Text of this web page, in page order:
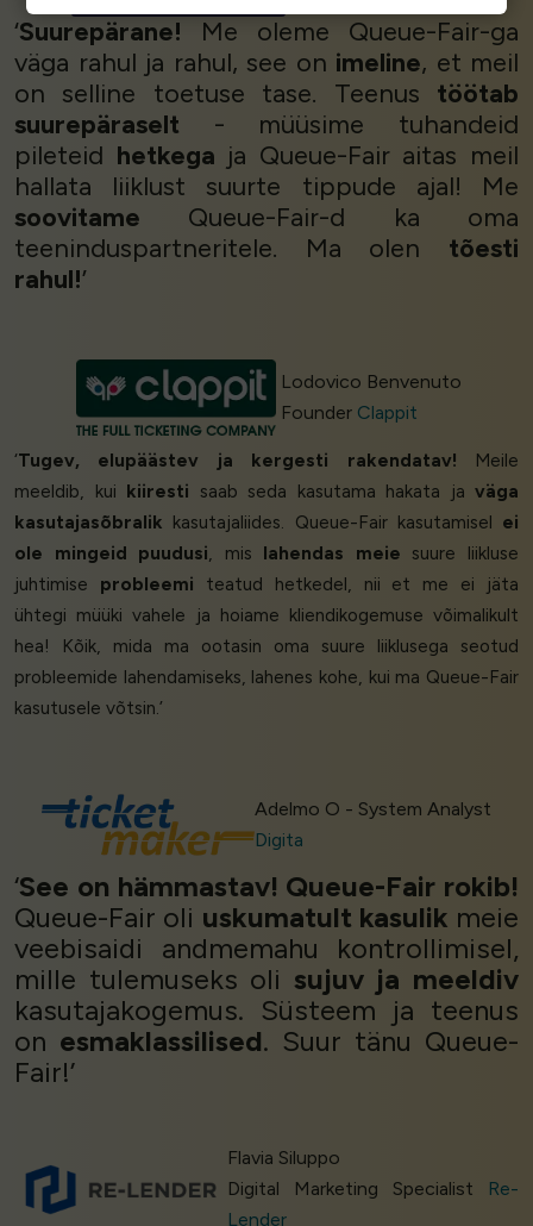
‘Suurepärane! Me oleme Queue-Fair-ga
väga rahul ja rahul, see on imeline, et meil
on selline toetuse tase. Teenus töötab
suurepäraselt - müüsime tuhandeid
pileteid hetkega ja Queue-Fair aitas meil
hallata liiklust suurte tippude ajal! Me
soovitame Queue-Fair-d ka oma
teeninduspartneritele. Ma olen tõesti
rahul!’
Lodovico Benvenuto
Founder Clappit
‘Tugev, elupäästev ja kergesti rakendatav! Meile
meeldib, kui kiiresti saab seda kasutama hakata ja väga
kasutajasõbralik kasutajaliides. Queue-Fair kasutamisel ei
ole mingeid puudusi, mis lahendas meie suure liikluse
juhtimise probleemi teatud hetkedel, nii et me ei jäta
ühtegi müüki vahele ja hoiame kliendikogemuse võimalikult
hea! Kõik, mida ma ootasin oma suure liiklusega seotud
probleemide lahendamiseks, lahenes kohe, kui ma Queue-Fair
kasutusele võtsin.’
Adelmo O - System Analyst
Digita
‘See on hämmastav! Queue-Fair rokib!
Queue-Fair oli uskumatult kasulik meie
veebisaidi andmemahu kontrollimisel,
mille tulemuseks oli sujuv ja meeldiv
kasutajakogemus. Süsteem ja teenus
on esmaklassilised. Suur tänu Queue-
Fair!’
Flavia Siluppo
Digital Marketing Specialist
Re-
Lender